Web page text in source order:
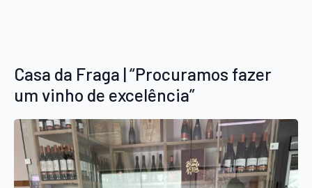
Casa da Fraga | “Procuramos fazer
um vinho de excelência”